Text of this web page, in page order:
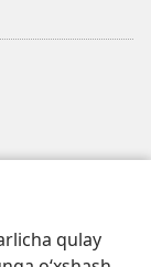
qulay